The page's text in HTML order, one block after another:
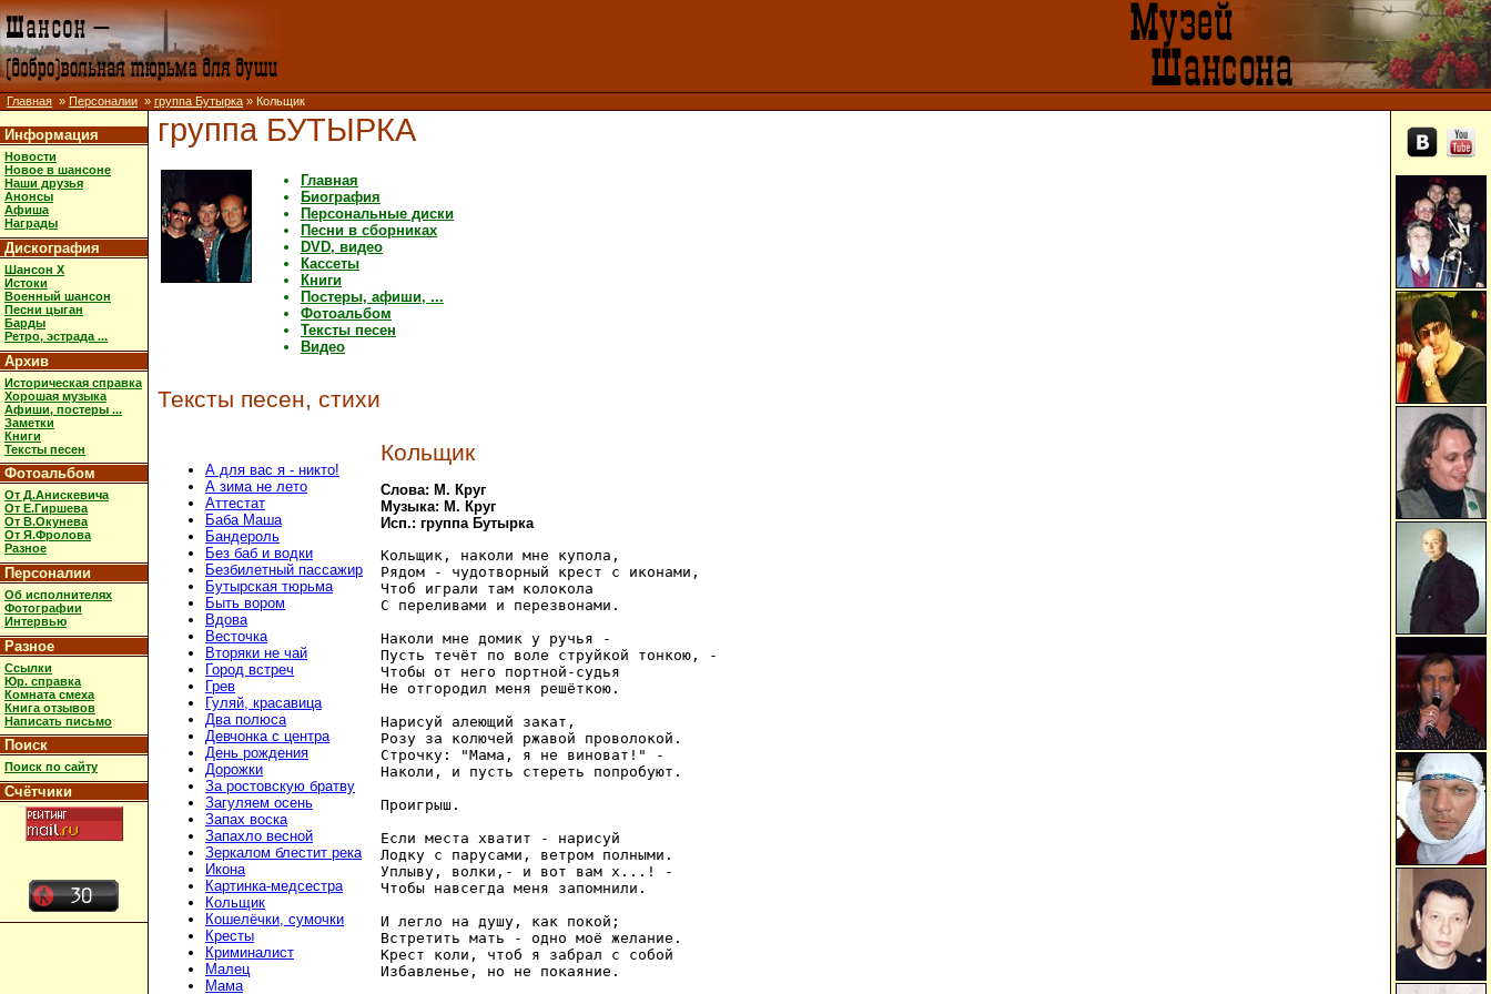
Главная » Персоналии » группа Бутырка » Кольщик
Информация
Новости
Новое в шансоне
Наши друзья
Анонсы
Афиша
Награды
Дискография
Шансон X
Истоки
Военный шансон
Песни цыган
Барды
Ретро, эстрада ...
Архив
Историческая справка
Хорошая музыка
Афиши, постеры ...
Заметки
Книги
Тексты песен
Фотоальбом
От Д.Анискевича
От Е.Гиршева
От В.Окунева
От Я.Фролова
Разное
Персоналии
Об исполнителях
Фотографии
Интервью
Разное
Ссылки
Юр. справка
Комната смеха
Книга отзывов
Написать письмо
Поиск
Поиск по сайту
Счётчики
группа БУТЫРКА
Главная
Биография
Персональные диски
Песни в сборниках
DVD, видео
Кассеты
Книги
Постеры, афиши, ...
Фотоальбом
Тексты песен
Видео
Тексты песен, стихи
А для вас я - никто!
А зима не лето
Аттестат
Баба Маша
Бандероль
Без баб и водки
Безбилетный пассажир
Бутырская тюрьма
Быть вором
Вдова
Весточка
Вторяки не чай
Город встреч
Грев
Гуляй, красавица
Два полюса
Девчонка с центра
День рождения
Дорожки
За ростовскую братву
Загуляем осень
Запах воска
Запахло весной
Зеркалом блестит река
Икона
Картинка-медсестра
Кольщик
Кошелёчки, сумочки
Кресты
Криминалист
Малец
Мама
Кольщик
Слова: М. Круг
Музыка: М. Круг
Исп.: группа Бутырка
Кольщик, наколи мне купола,
Рядом - чудотворный крест с иконами,
Чтоб играли там колокола
С переливами и перезвонами.
Наколи мне домик у ручья -
Пусть течёт по воле струйкой тонкою, -
Чтобы от него портной-судья
Не отгородил меня решёткою.
Нарисуй алеющий закат,
Розу за колючей ржавой проволокой.
Строчку: "Мама, я не виноват!" -
Наколи, и пусть стереть попробуют.
Проигрыш.
Если места хватит - нарисуй
Лодку с парусами, ветром полными.
Уплыву, волки,- и вот вам х...! -
Чтобы навсегда меня запомнили.
И легло на душу, как покой;
Встретить мать - одно моё желание.
Крест коли, чтоб я забрал с собой
Избавленье, но не покаяние.